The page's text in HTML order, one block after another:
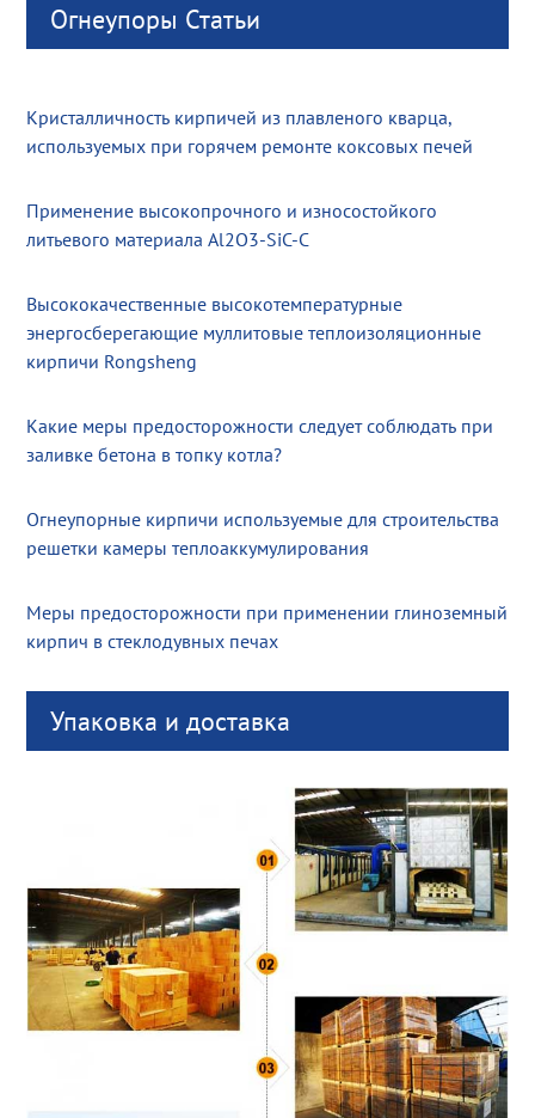
Огнеупоры Статьи
Кристалличность кирпичей из плавленого кварца,
используемых при горячем ремонте коксовых печей
Применение высокопрочного и износостойкого
литьевого материала Al2O3-SiC-C
Высококачественные высокотемпературные
энергосберегающие муллитовые теплоизоляционные
кирпичи Rongsheng
Какие меры предосторожности следует соблюдать при
заливке бетона в топку котла?
Огнеупорные кирпичи используемые для строительства
решетки камеры теплоаккумулирования
Меры предосторожности при применении глиноземный
кирпич в стеклодувных печах
Упаковка и доставка